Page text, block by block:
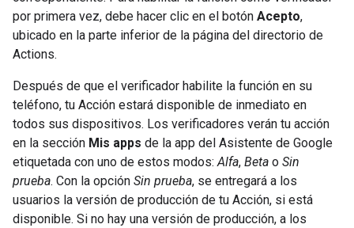
por primera vez, debe hacer clic en el botón Acepto,
ubicado en la parte inferior de la página del directorio de
Actions.
Después de que el verificador habilite la función en su
teléfono, tu Acción estará disponible de inmediato en
todos sus dispositivos. Los verificadores verán tu acción
en la sección Mis apps de la app del Asistente de Google
etiquetada con uno de estos modos: Alfa, Beta o Sin
prueba. Con la opción Sin prueba, se entregará a los
usuarios la versión de producción de tu Acción, si está
disponible. Si no hay una versión de producción, a los